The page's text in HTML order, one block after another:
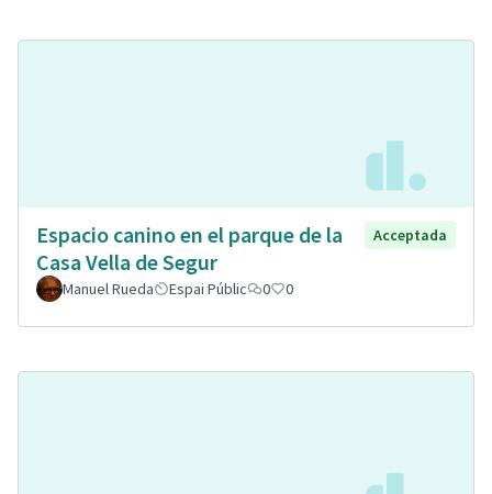
Espacio canino en el parque de la
Casa Vella de Segur
Acceptada
Manuel Rueda Espai Públic 0 0